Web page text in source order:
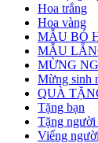
Hoa trắng
Hoa vàng
MẪU BÓ
MẪU
MỪNG
Mừng sinh
QUÀ
Tặng bạn
Tặng người
Viếng